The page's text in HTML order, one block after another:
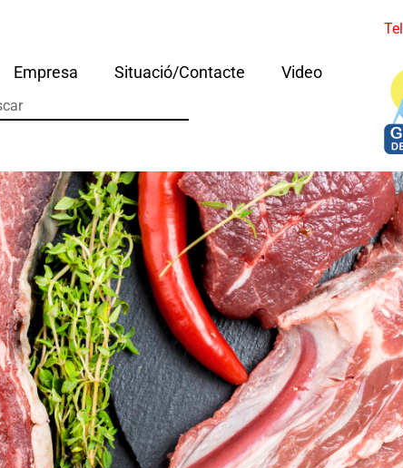
Empresa Situació/Contacte Video